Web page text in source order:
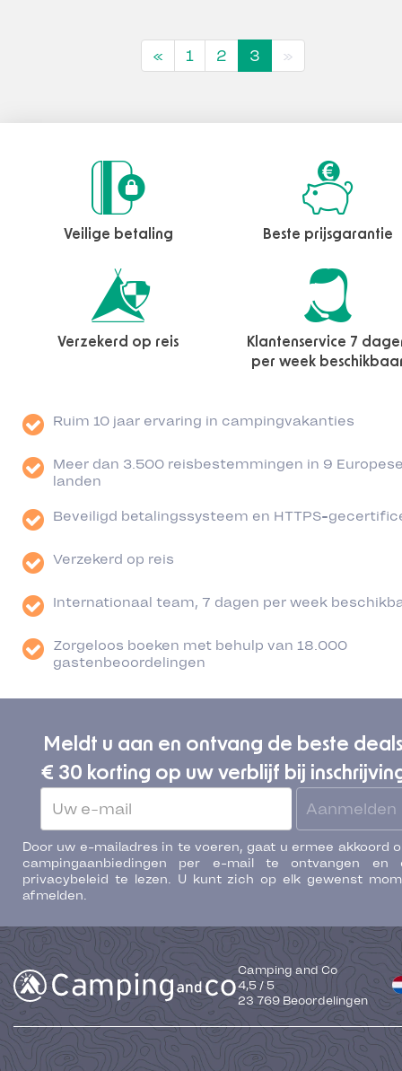
« 1 2 3 »
Veilige betaling Beste prijsgarantie
Verzekerd op reis
Klantenservice 7
per week
Ruim 10 jaar ervaring in campingvakanties
Meer dan 3.500 reisbestemmingen in 9
landen
Beveiligd betalingssysteem en HTTPS-
Verzekerd op reis
Internationaal team, 7 dagen per week
Zorgeloos boeken met behulp van 18.000
gastenbeoordelingen
Meldt u aan en ontvang de beste deals
€ 30 korting op uw verblijf bij
Aanmelden
Door uw e-mailadres in te voeren, gaat u ermee akkoord
campingaanbiedingen per e-mail te ontvangen en
privacybeleid te lezen. U kunt zich op elk gewenst
afmelden.
Camping and Co
4,5/5
23 769Beoordelingen